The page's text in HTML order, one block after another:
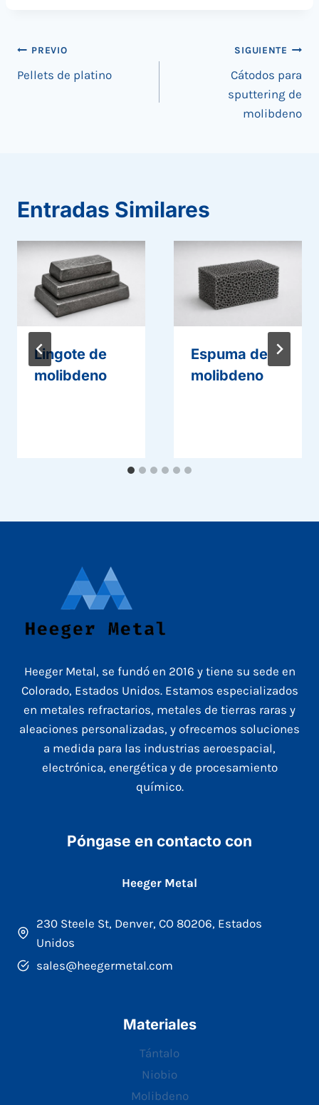
Navegación
de
PREVIO
Pellets de platino
SIGUIENTE
Cátodos para
sputtering de
molibdeno
Entradas Similares
Lingote de
molibdeno
Espuma de
molibdeno
Heeger Metal, se fundó en 2016 y tiene su sede en
Colorado, Estados Unidos. Estamos especializados
en metales refractarios, metales de tierras raras y
aleaciones personalizadas, y ofrecemos soluciones
a medida para las industrias aeroespacial,
electrónica, energética y de procesamiento
químico.
Póngase en contacto con
Heeger Metal
230 Steele St, Denver, CO 80206, Estados
Unidos
sales@heegermetal.com
Materiales
Tántalo
Niobio
Molibdeno